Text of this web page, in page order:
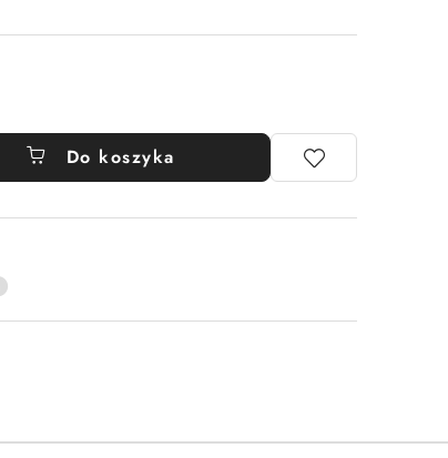
Do koszyka